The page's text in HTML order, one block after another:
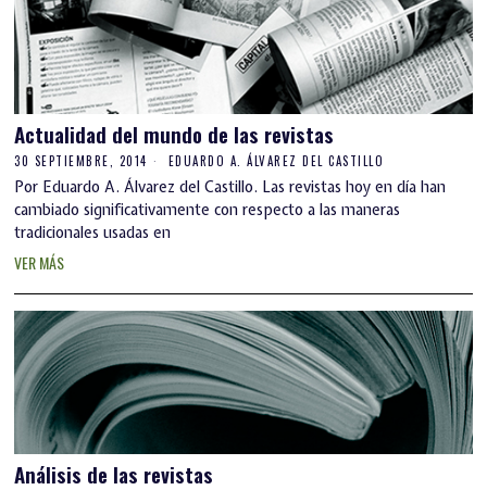
Actualidad del mundo de las revistas
30 SEPTIEMBRE, 2014 EDUARDO A. ÁLVAREZ DEL CASTILLO
Por Eduardo A. Álvarez del Castillo. Las revistas hoy en día han
cambiado significativamente con respecto a las maneras
tradicionales usadas en
VER MÁS
Análisis de las revistas